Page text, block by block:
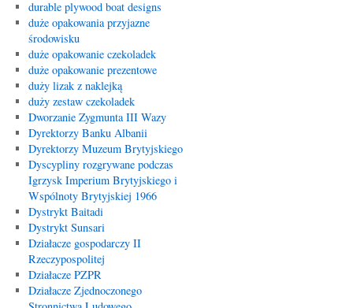
durable plywood boat designs
duże opakowania przyjazne
środowisku
duże opakowanie czekoladek
duże opakowanie prezentowe
duży lizak z naklejką
duży zestaw czekoladek
Dworzanie Zygmunta III Wazy
Dyrektorzy Banku Albanii
Dyrektorzy Muzeum Brytyjskiego
Dyscypliny rozgrywane podczas
Igrzysk Imperium Brytyjskiego i
Wspólnoty Brytyjskiej 1966
Dystrykt Baitadi
Dystrykt Sunsari
Działacze gospodarczy II
Rzeczypospolitej
Działacze PZPR
Działacze Zjednoczonego